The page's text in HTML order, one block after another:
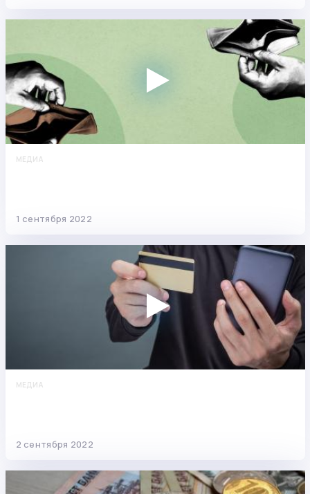
МЕДИА
1 сентября 2022
МЕДИА
2 сентября 2022